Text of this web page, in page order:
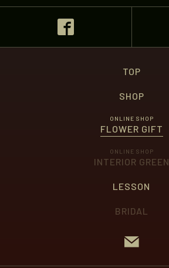
TOP
SHOP
ONLINE SHOP
FLOWER GIFT
ONLINE SHOP
INTERIOR GREEN
LESSON
BRIDAL